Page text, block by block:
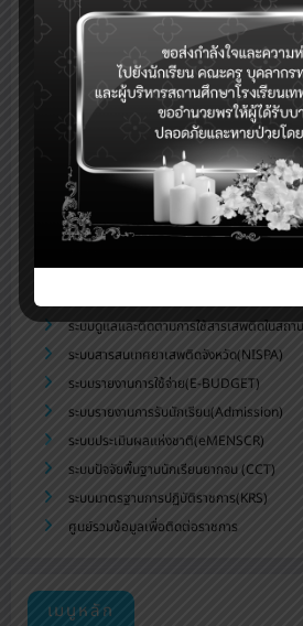
ระบบสนับสนุนการบริหารจัดการสำนักงานเข
ระบบตรวจสอบเงินเดือน (E-Money)
ระบบบริหารจัดการข้อมูลสารสนเทศของสถา
ระบบจัดเก็บข้อมูลนักเรียนรายบุคคล (DMC)
ระบบดูแลช่วยเหลือนักเรียน สพม.บุรีรัมย์
ระบบสำนักงานอิเล็กทรอนิกส์(Smart OBEC)
ระบบสนับสนุนการบริหารจัดการสถานศึกษา
ระบบส่งข่าวประชาสัมพันธ์สพม.บร.
ระบบสารสนเทศทางการศึกษาพิเศษและการศึ
ระบบบำเหน็จบำนาญและสวัสดิการการรักษ
ระบบดูแลและติดตามการใช้สารเสพติดในสถ
ระบบสารสนเทศยาเสพติดจังหวัด(NISPA)
ระบบรายงานการใช้จ่าย(E-BUDGET)
ระบบรายงานการรับนักเรียน(Admission)
ระบบประเมินผลแห่งชาติ(eMENSCR)
ระบบปัจจัยพื้นฐานนักเรียนยากจน (CCT)
ระบบมาตรฐานการปฏิบัติราชการ(KRS)
ศูนย์รวมข้อมูลเพื่อติดต่อราชการ
เมนูหลัก